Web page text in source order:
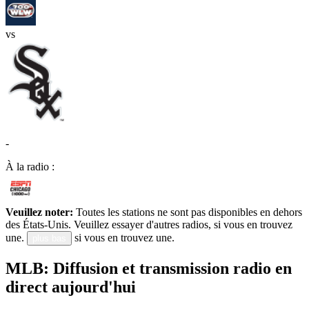
vs
-
À la radio :
Veuillez noter: Toutes les stations ne sont pas disponibles en dehors
des États-Unis. Veuillez essayer d'autres radios, si vous en trouvez
une.
si vous en trouvez une.
MLB: Diffusion et transmission radio en
direct aujourd'hui